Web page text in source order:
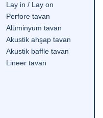
Lay in / Lay on
Perfore tavan
Alüminyum tavan
Akustik ahşap tavan
Akustik baffle tavan
Lineer tavan